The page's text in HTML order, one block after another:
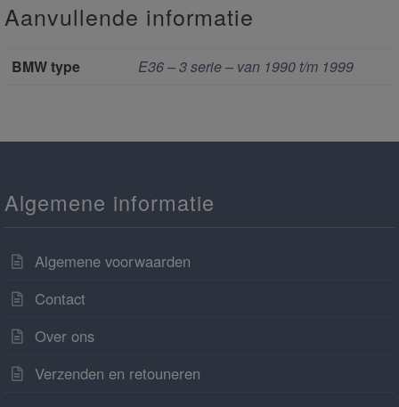
Aanvullende informatie
BMW type E36 – 3 serie – van 1990 t/m 1999
Algemene informatie
Algemene voorwaarden
Contact
Over ons
Verzenden en retouneren